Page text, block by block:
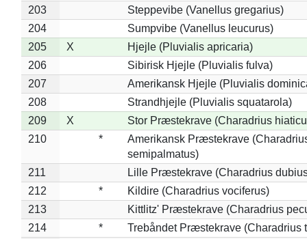
203
Steppevibe (Vanellus gregarius)
204
Sumpvibe (Vanellus leucurus)
205
X
Hjejle (Pluvialis apricaria)
206
Sibirisk Hjejle (Pluvialis fulva)
207
Amerikansk Hjejle (Pluvialis
208
Strandhjejle (Pluvialis squatarola)
209
X
Stor Præstekrave (Charadrius
210
*
Amerikansk Præstekrave
semipalmatus)
211
Lille Præstekrave (Charadrius
212
*
Kildire (Charadrius vociferus)
213
Kittlitz' Præstekrave (Charadrius
214
*
Trebåndet Præstekrave (Charadrius